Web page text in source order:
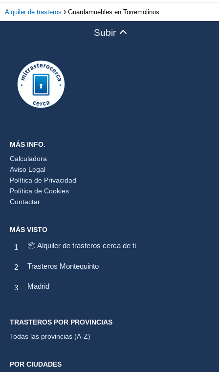
Alquiler de trasteros Guardamuebles en Torremolinos
Subir
MÁS INFO.
Calculadora
Aviso Legal
Política de Privacidad
Política de Cookies
Contactar
MÁS VISTO
📦 Alquiler de trasteros cerca de ti
Trasteros Montequinto
Madrid
TRASTEROS POR PROVINCIAS
Todas las provincias (A-Z)
POR CIUDADES